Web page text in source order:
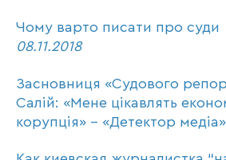
Чому варто писати про суди
08.11.2018
Засновниця «Судового
Салій: «Мене цікавлять
корупція» – «Детектор медіа»